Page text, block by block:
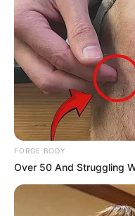
Did They Lie To Us
FORGE BODY
Over 50 And Struggling